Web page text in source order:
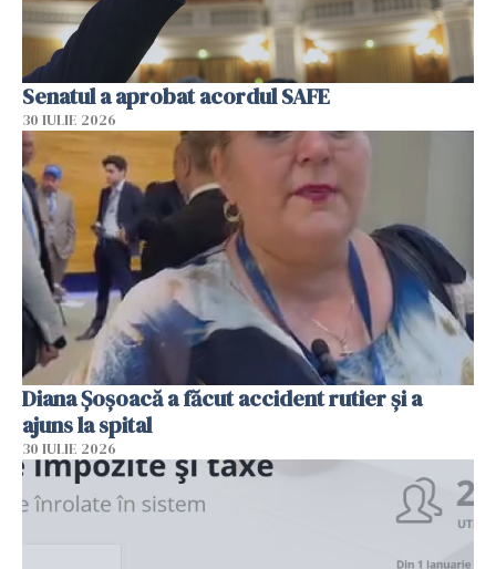
Senatul a aprobat acordul SAFE
30 IULIE 2026
Diana Șoșoacă a făcut accident rutier și a
ajuns la spital
30 IULIE 2026